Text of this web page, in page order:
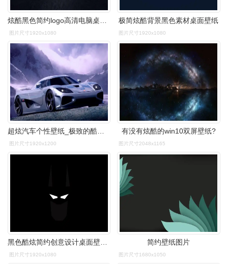
图片尺寸1920x1080
极简炫酷背景黑色素材桌面壁纸
图片尺寸1920x1080
超炫汽车个性壁纸_极致的酷炫风格
图片尺寸1920x1200
有没有炫酷的win10双屏壁纸?
图片尺寸2048x1165
图片尺寸1920x1080
简约壁纸图片
图片尺寸1680x1050